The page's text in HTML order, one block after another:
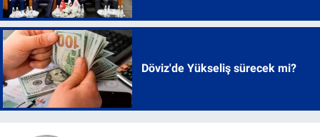
Döviz'de Yükseliş sürecek mi?